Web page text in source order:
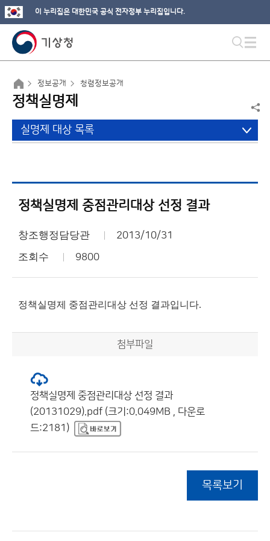
이 누리집은 대한민국 공식 전자정부 누리집입니다.
정보공개 청렴정보공개
정책실명제
실명제 대상 목록
정책실명제 중점관리대상 선정 결과
창조행정담당관 2013/10/31
조회수 9800
정책실명제 중점관리대상 선정 결과입니다.
첨부파일
정책실명제 중점관리대상 선정 결과
(20131029).pdf (크기:0.049MB , 다운로
드:2181)
목록보기